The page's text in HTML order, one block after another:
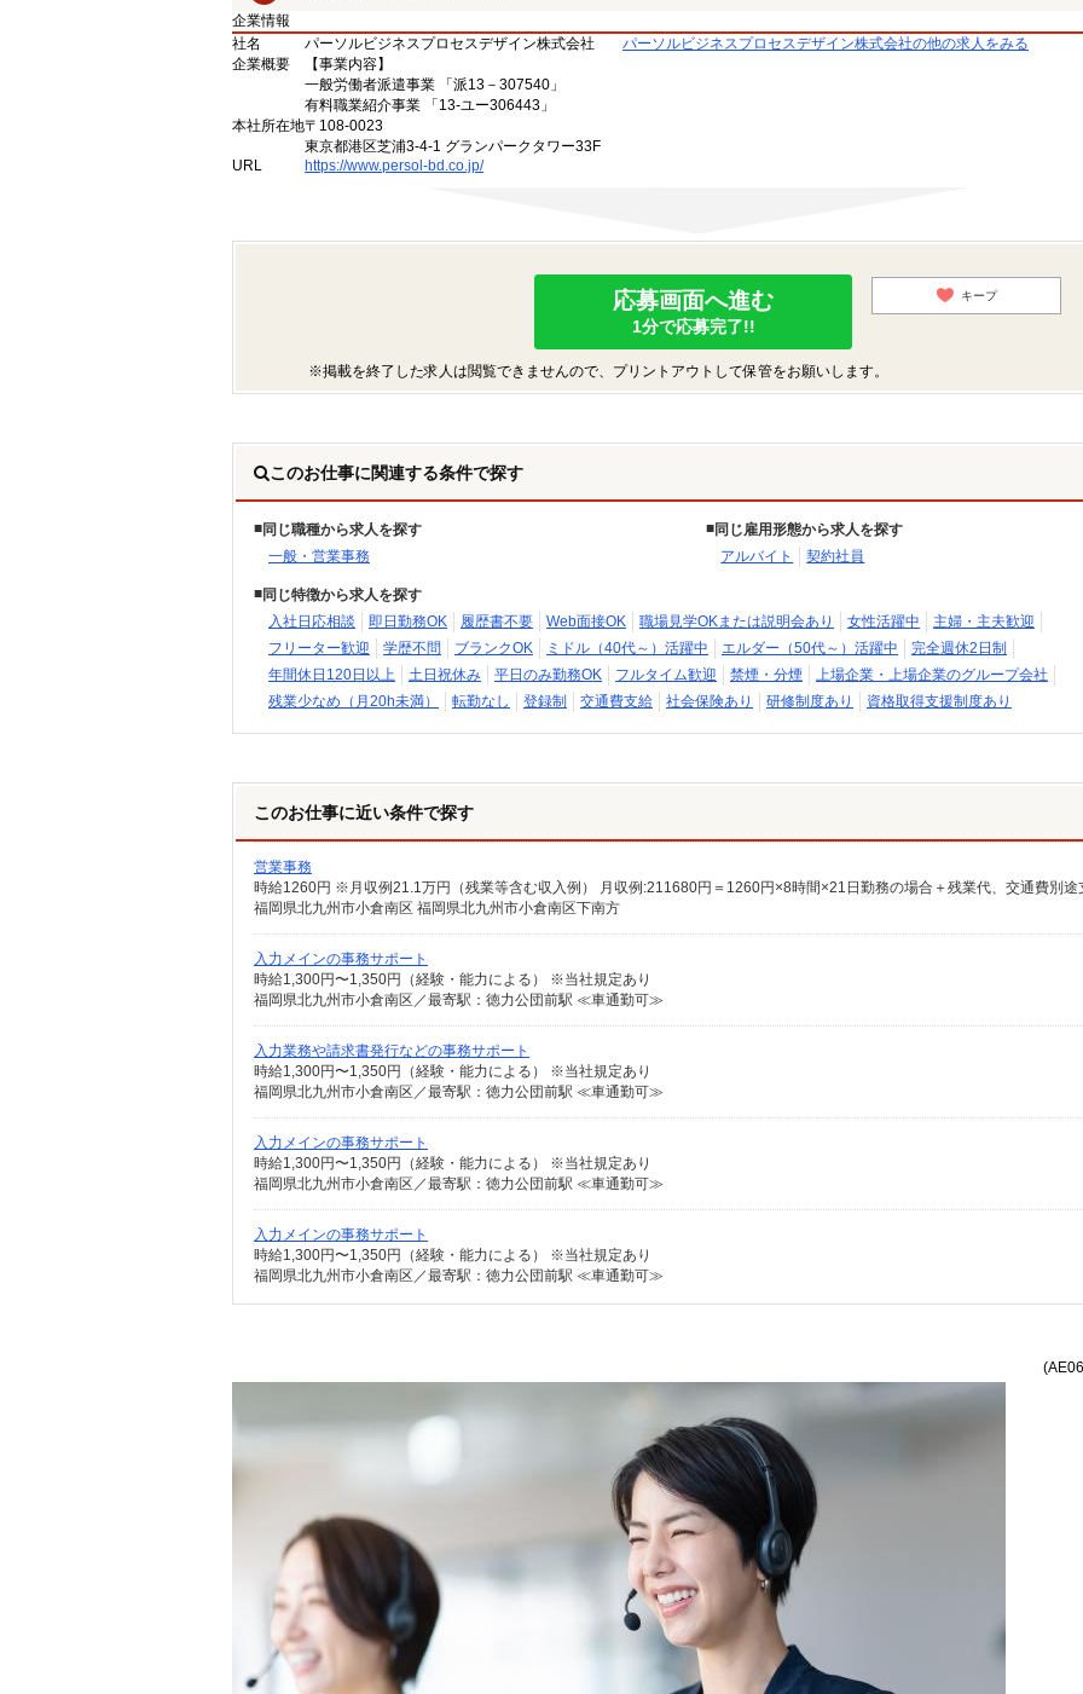
企業情報
社名
パーソルビジネスプロセスデザイン株式会社
パーソルビジネスプロセスデザイン株式会社の他の求人をみる
企業概要
【事業内容】
一般労働者派遣事業 「派13－307540」
有料職業紹介事業 「13-ユー306443」
本社所在地〒108-0023
東京都港区芝浦3-4-1 グランパークタワー33F
URL
https://www.persol-bd.co.jp/
応募画面へ進む
1分で応募完了!!
キープ
※掲載を終了した求人は閲覧できませんので、プリントアウトして保管をお願いします。
このお仕事に関連する条件で探す
同じ職種から求人を探す
一般・営業事務
同じ雇用形態から求人を探す
アルバイト
契約社員
同じ特徴から求人を探す
入社日応相談
即日勤務OK 履歴書不要 Web面接OK 職場見学OKまたは説明会あり 女性活躍中
主婦・主夫歓迎
フリーター歓迎
学歴不問 ブランクOK ミドル（40代～）活躍中 エルダー（50代～）活躍中
完全週休2日制
年間休日120日以上
土日祝休み 平日のみ勤務OK フルタイム歓迎 禁煙・分煙
上場企業・上場企業のグループ会社
残業少なめ（月20h未満）
転勤なし 登録制 交通費支給 社会保険あり 研修制度あり 資格取得支援制度あり
このお仕事に近い条件で探す
営業事務
福岡県北九州市小倉南区 福岡県北九州市小倉南区下南方
入力メインの事務サポート
時給1,300円〜1,350円（経験・能力による） ※当社規定あり
福岡県北九州市小倉南区／最寄駅：徳力公団前駅 ≪車通勤可≫
入力業務や請求書発行などの事務サポート
時給1,300円〜1,350円（経験・能力による） ※当社規定あり
福岡県北九州市小倉南区／最寄駅：徳力公団前駅 ≪車通勤可≫
入力メインの事務サポート
時給1,300円〜1,350円（経験・能力による） ※当社規定あり
福岡県北九州市小倉南区／最寄駅：徳力公団前駅 ≪車通勤可≫
入力メインの事務サポート
時給1,300円〜1,350円（経験・能力による） ※当社規定あり
福岡県北九州市小倉南区／最寄駅：徳力公団前駅 ≪車通勤可≫